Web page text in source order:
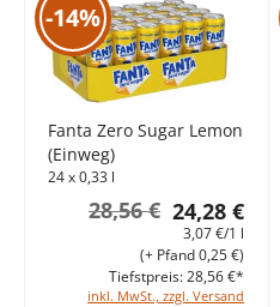
-14%
Fanta Zero Sugar Lemon
(Einweg)
24 x 0,33 l
24,28 €
28,56 €
3,07 €/1 l
inkl. MwSt., zzgl. Versand
(+ Pfand 0,25 €)
Tiefstpreis: 28,56 €*